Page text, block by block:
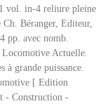
vol. in-4 reliure pleine
Béranger, Editeur,
pp. avec nomb.
Actuelle.
à grande puissance.
[ Edition
- Construction -